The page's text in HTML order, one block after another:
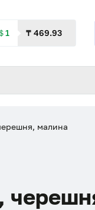
1 ₸ 469.93
малина